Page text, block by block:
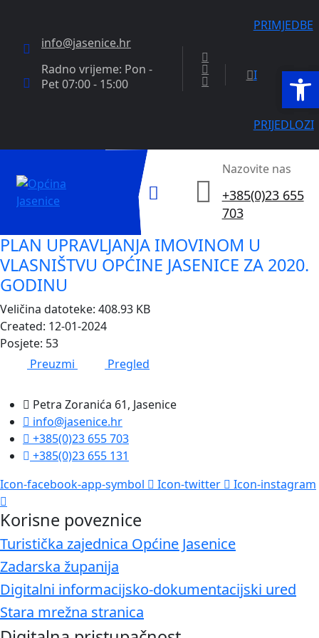
info@jasenice.hr
Radno vrijeme: Pon -
Pet 07:00 - 15:00
PRIMJEDBE
I
PRIJEDLOZI
Nazovite nas
+385(0)23 655
703
PLAN UPRAVLJANJA IMOVINOM U
VLASNIŠTVU OPĆINE JASENICE ZA 2020.
GODINU
Veličina datoteke: 408.93 KB
Created: 12-01-2024
Posjete: 53
Preuzmi
Pregled
Petra Zoranića 61, Jasenice
info@jasenice.hr
+385(0)23 655 703
+385(0)23 655 131
Icon-facebook-app-symbol
Icon-twitter Icon-instagram
Korisne poveznice
Turistička zajednica Općine Jasenice
Zadarska županija
Digitalni informacijsko-dokumentacijski ured
Stara mrežna stranica